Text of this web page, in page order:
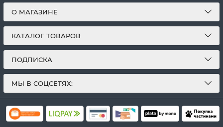
О МАГАЗИНЕ
КАТАЛОГ ТОВАРОВ
ПОДПИСКА
МЫ В СОЦСЕТЯХ: